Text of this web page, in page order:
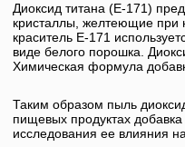
Диоксид титана (Е-171)
кристаллы, желтеющие при
краситель Е-171
виде белого порошка.
Химическая формула
Таким образом пыль
пищевых продуктах добавка
исследования ее влияния